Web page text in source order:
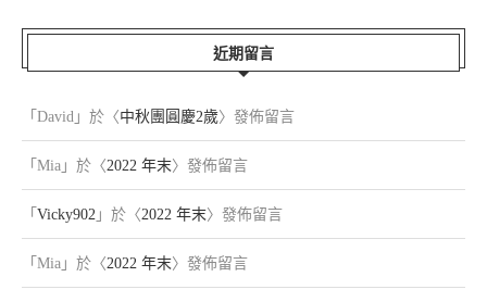
近期留言
「 David 」於〈中秋團圓慶2歲〉發佈留言
「 Mia 」於〈2022 年末〉發佈留言
「 Vicky902 」於〈2022 年末〉發佈留言
「 Mia 」於〈2022 年末〉發佈留言